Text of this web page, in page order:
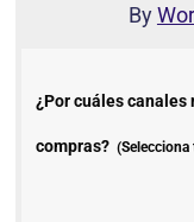
By
¿Por cuáles
compras?